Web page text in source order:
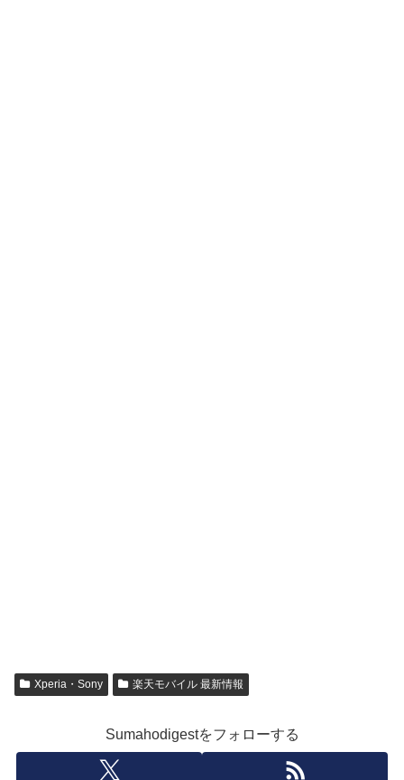
Xperia・Sony 楽天モバイル 最新情報
Sumahodigestをフォローする